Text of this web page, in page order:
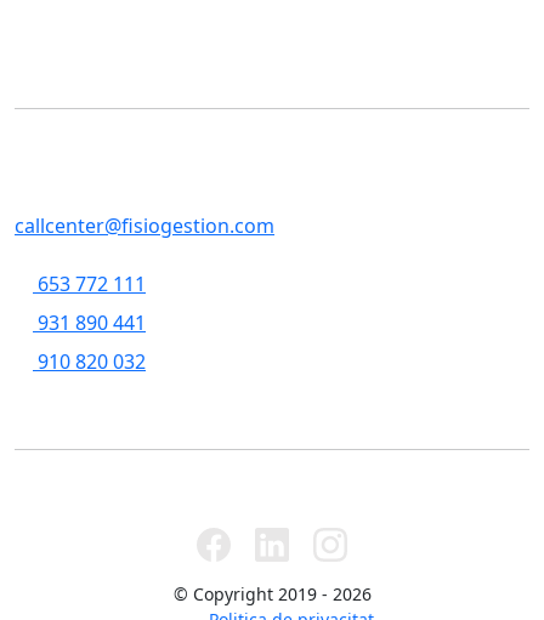
callcenter@fisiogestion.com
653 772 111
931 890 441
910 820 032
© Copyright 2019 - 2026